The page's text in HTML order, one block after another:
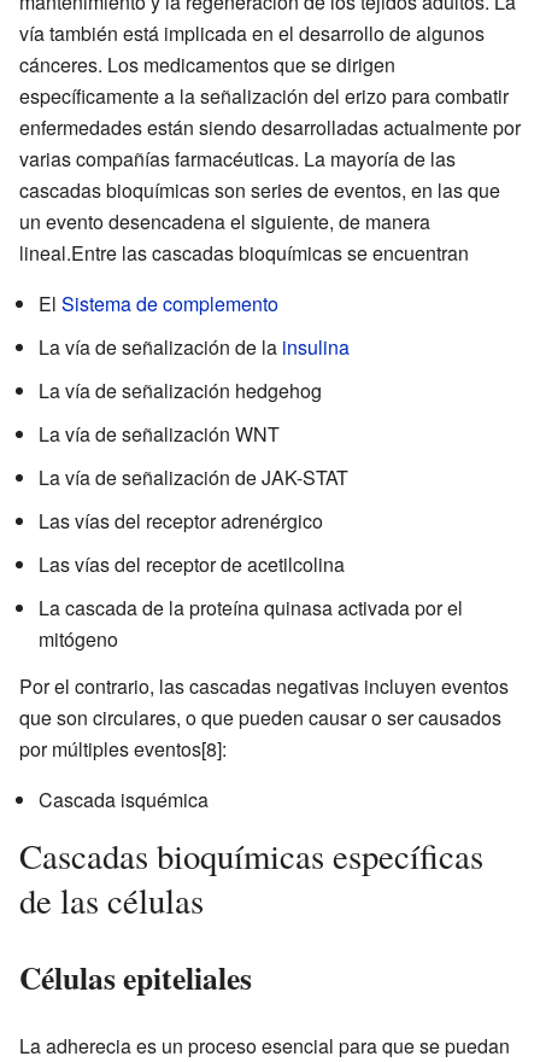
vía también está implicada en el desarrollo de algunos
cánceres. Los medicamentos que se dirigen
específicamente a la señalización del erizo para combatir
enfermedades están siendo desarrolladas actualmente por
varias compañías farmacéuticas. La mayoría de las
cascadas bioquímicas son series de eventos, en las que
un evento desencadena el siguiente, de manera
lineal.Entre las cascadas bioquímicas se encuentran
El Sistema de complemento
La vía de señalización de la insulina
La vía de señalización hedgehog
La vía de señalización WNT
La vía de señalización de JAK-STAT
Las vías del receptor adrenérgico
Las vías del receptor de acetilcolina
La cascada de la proteína quinasa activada por el
mitógeno
Por el contrario, las cascadas negativas incluyen eventos
que son circulares, o que pueden causar o ser causados
por múltiples eventos[8]:
Cascada isquémica
Cascadas bioquímicas específicas
de las células
Células epiteliales
La adherecia es un proceso esencial para que se puedan